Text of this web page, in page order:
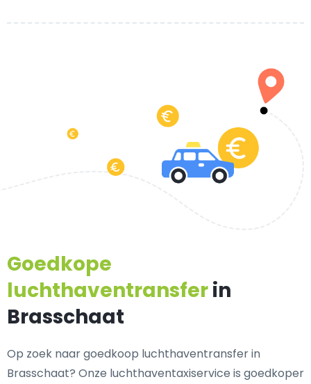
Goedkope
luchthaventransferin
Brasschaat
Op zoek naar goedkoop luchthaventransfer in
Brasschaat? Onze luchthaventaxiservice is goedkoper